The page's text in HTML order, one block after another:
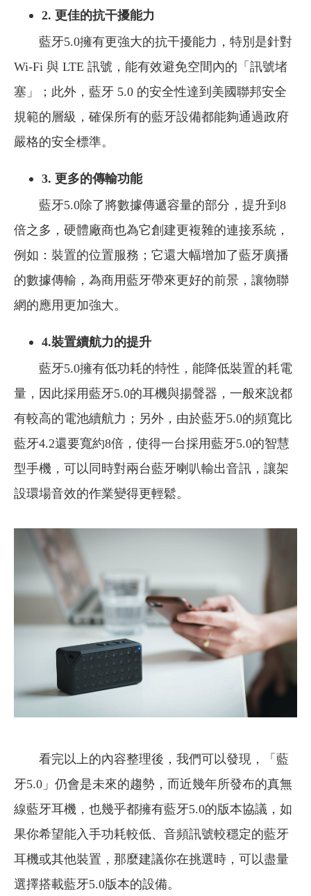
2. 更佳的抗干擾能力
藍牙5.0擁有更強大的抗干擾能力，特別是針對
Wi-Fi 與 LTE 訊號，能有效避免空間內的「訊號堵
塞」；此外，藍牙 5.0 的安全性達到美國聯邦安全
規範的層級，確保所有的藍牙設備都能夠通過政府
嚴格的安全標準。
3. 更多的傳輸功能
藍牙5.0除了將數據傳遞容量的部分，提升到8
倍之多，硬體廠商也為它創建更複雜的連接系統，
例如：裝置的位置服務；它還大幅增加了藍牙廣播
的數據傳輸，為商用藍牙帶來更好的前景，讓物聯
網的應用更加強大。
4.裝置續航力的提升
藍牙5.0擁有低功耗的特性，能降低裝置的耗電
量，因此採用藍牙5.0的耳機與揚聲器，一般來說都
有較高的電池續航力；另外，由於藍牙5.0的頻寬比
藍牙4.2還要寬約8倍，使得一台採用藍牙5.0的智慧
型手機，可以同時對兩台藍牙喇叭輸出音訊，讓架
設環場音效的作業變得更輕鬆。
看完以上的內容整理後，我們可以發現，「藍
牙5.0」仍會是未來的趨勢，而近幾年所發布的真無
線藍牙耳機，也幾乎都擁有藍牙5.0的版本協議，如
果你希望能入手功耗較低、音頻訊號較穩定的藍牙
耳機或其他裝置，那麼建議你在挑選時，可以盡量
選擇搭載藍牙5.0版本的設備。